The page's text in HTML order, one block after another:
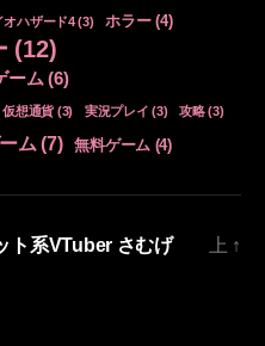
オハザード4(3) ホラー(4)
(12)
ーム (6)
仮想通貨 (3) 実況プレイ (3) 攻略(3)
ム (7) 無料ゲーム (4)
ト系VTuber さむげ
上 ↑